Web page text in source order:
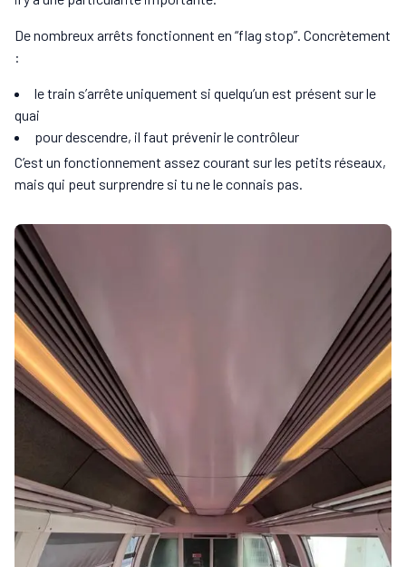
De nombreux arrêts fonctionnent en “flag stop”. Concrètement
:
le train s’arrête uniquement si quelqu’un est présent sur le
quai
pour descendre, il faut prévenir le contrôleur
C’est un fonctionnement assez courant sur les petits réseaux,
mais qui peut surprendre si tu ne le connais pas.